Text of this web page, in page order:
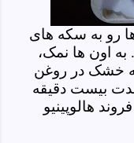
رو به سکه های
اون ها نمک،
خشک در روغن
مدت بیست دقیقه
هالوپینیو